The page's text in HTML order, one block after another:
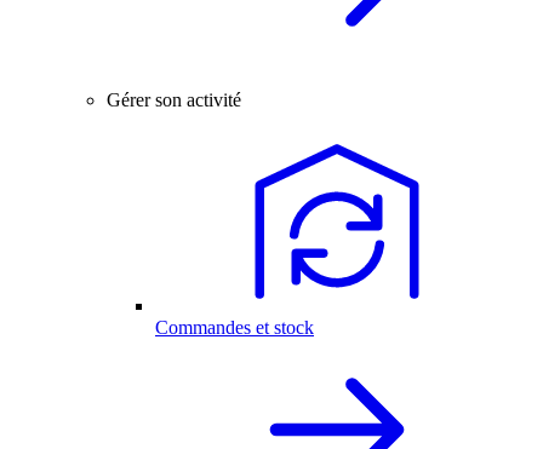
Gérer son activité
Commandes et stock